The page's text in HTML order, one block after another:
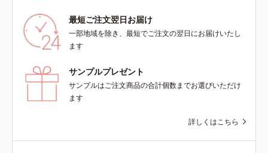
最短ご注文翌日お届け
一部地域を除き、最短でご注文の翌日にお届けいたし
ます
サンプルプレゼント
サンプルはご注文商品の合計個数までお選びいただけ
ます
詳しくはこちら